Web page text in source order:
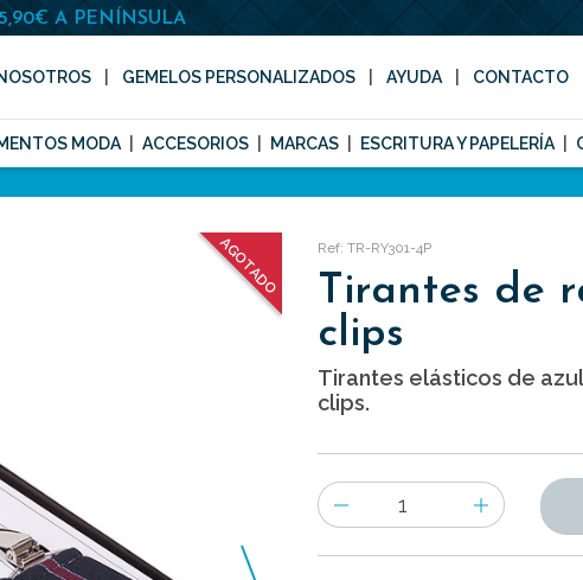
A PENÍNSULA
GEMELOS PERSONALIZADOS AYUDA CONTACTO
MODA ACCESORIOS MARCAS ESCRITURA Y PAPELERÍA
AGOTADO Ref: TR-RY301-4P
Tirantes de
clips
Tirantes elásticos de
clips.
Número
de
artículos